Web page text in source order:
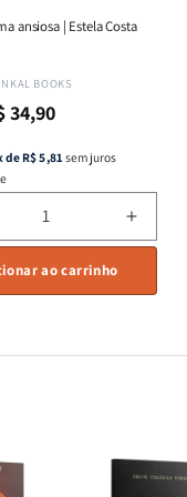
Fervor
ansiosa | Estela Costa
BOOKS
34,90
de R$ 5,81 sem juros
a
de
Costa
ao carrinho